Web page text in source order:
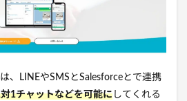
、LINEやSMSとSalesforceとで連携
1チャットなどを可能に してくれる